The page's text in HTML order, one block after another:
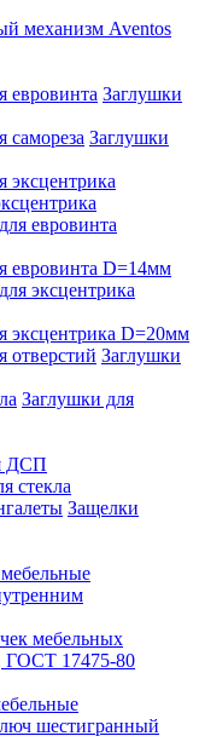
механизм Aventos
Заглушки
Заглушки
евровинта D=14мм
эксцентрика D=20мм
Заглушки
Заглушки для
ДСП
стекла
Защелки
мебельных
ГОСТ 17475-80